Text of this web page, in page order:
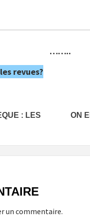
……..
revues?
: LES
ON
un commentaire.